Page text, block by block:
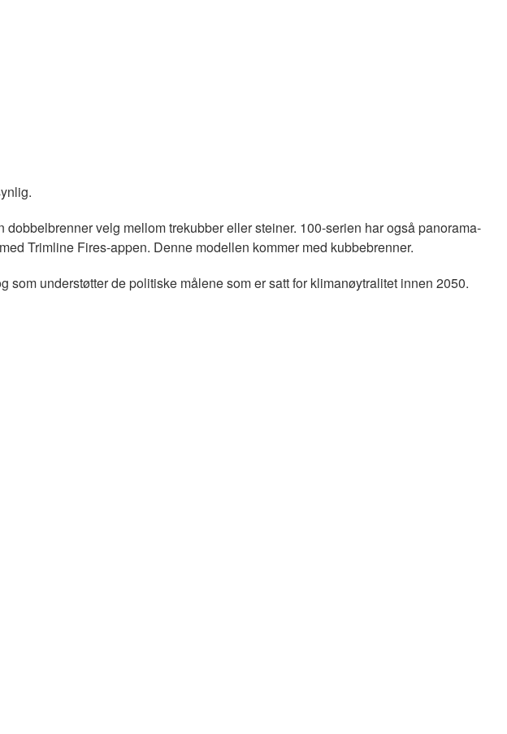
velg mellom trekubber eller steiner. 100-serien har også panorama-
Trimline Fires-appen. Denne modellen kommer med kubbebrenner.
understøtter de politiske målene som er satt for klimanøytralitet innen 2050.